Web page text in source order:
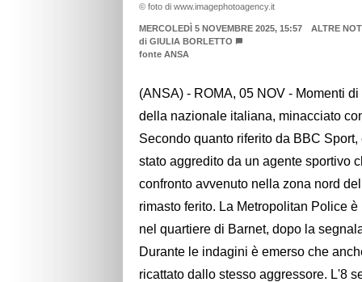
© foto di www.imagephotoagency.it
MERCOLEDÌ 5 NOVEMBRE 2025, 15:57
ALTRE
di GIULIA BORLETTO
fonte ANSA
(ANSA) - ROMA, 05 NOV - Momenti
della nazionale italiana, minacciato
Secondo quanto riferito da BBC
stato aggredito da un agente sportivo
confronto avvenuto nella zona nord
rimasto ferito. La Metropolitan Police
nel quartiere di Barnet, dopo la
Durante le indagini è emerso che
ricattato dallo stesso aggressore. L'8